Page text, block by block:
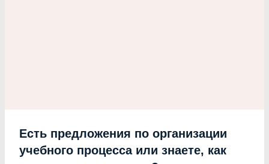
Есть предложения по организации
учебного процесса или знаете, как